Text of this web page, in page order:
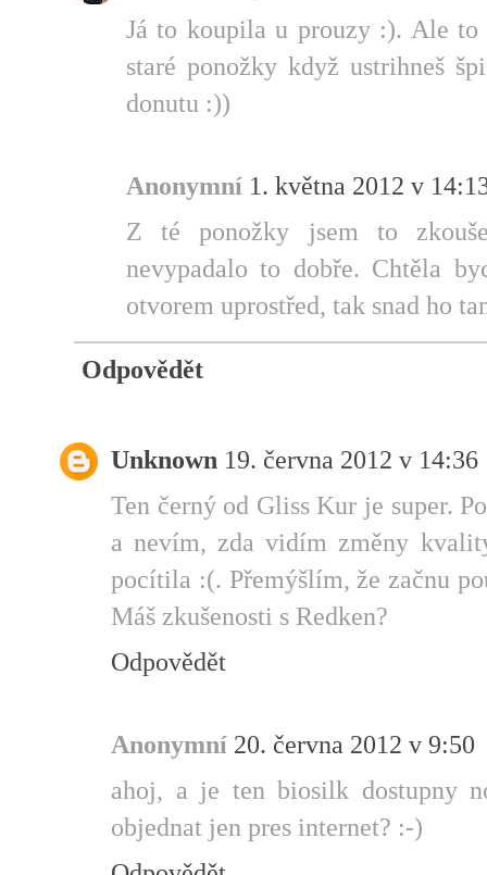
Já to koupila u prouzy :). Ale
staré ponožky když ustrihneš
donutu :))
Anonymní 1. května 2012 v
Z té ponožky jsem to
nevypadalo to dobře. Chtěla
otvorem uprostřed, tak snad ho
Odpovědět
Unknown 19. června 2012 v 14:36
Ten černý od Gliss Kur je super.
a nevím, zda vidím změny
pocítila :(. Přemýšlím, že začnu
Máš zkušenosti s Redken?
Odpovědět
Anonymní 20. června 2012 v 9:50
ahoj, a je ten biosilk dostupny
objednat jen pres internet? :-)